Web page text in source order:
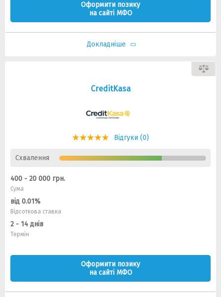
Оформити позику
на сайті МФО
Докладніше
CreditKasa
Відгуки (0)
Схвалення
400 - 20 000 грн.
Сума
від 0.01%
Відсоткова ставка
2 - 14 днів
Термін
Оформити позику
на сайті МФО